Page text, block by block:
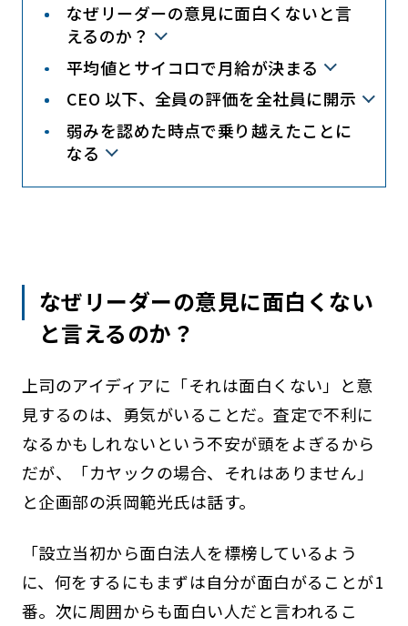
なぜリーダーの意見に面白くないと言
えるのか？
平均値とサイコロで月給が決まる
CEO 以下、全員の評価を全社員に開示
弱みを認めた時点で乗り越えたことに
なる
なぜリーダーの意見に面白くない
と言えるのか？
上司のアイディアに「それは面白くない」と意
見するのは、勇気がいることだ。査定で不利に
なるかもしれないという不安が頭をよぎるから
だが、「カヤックの場合、それはありません」
と企画部の浜岡範光氏は話す。
「設立当初から面白法人を標榜しているよう
に、何をするにもまずは自分が面白がることが1
番。次に周囲からも面白い人だと言われるこ